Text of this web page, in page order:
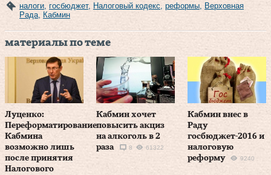
налоги госбюджет, Налоговый кодекс реформы
Верховная
Рада
Кабмин
материалы по теме
Луценко:
Переформатирование
Кабмина
возможно лишь
после принятия
Налогового
Кабмин хочет
повысить акциз
на алкоголь в 2
раза
8 61322
Кабмин внес в
Раду
госбюджет-2016 и
налоговую
реформу
9240